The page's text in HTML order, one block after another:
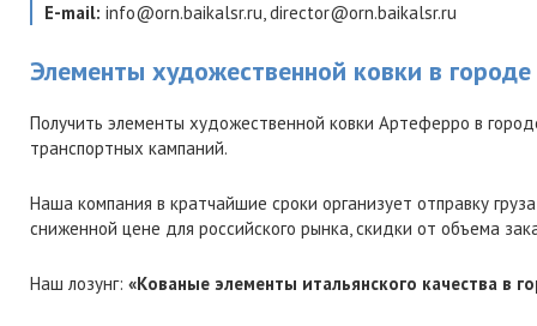
E-mail: info@orn.baikalsr.ru,director@orn.baikalsr.ru
Элементы художественной ковки в
Получить элементы художественной ковки Артеферро в
транспортных кампаний.
Наша компания в кратчайшие сроки организует отправку
сниженной цене для российского рынка, скидки от объема
Наш лозунг: «Кованые элементы итальянского качества в